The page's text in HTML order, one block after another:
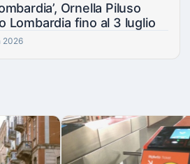
Ornella Piluso
Lombardia fino al 3 luglio
2026